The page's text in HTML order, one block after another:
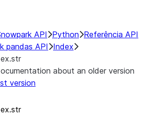
API Python Referência API
pandas API
Index
about an older version
version